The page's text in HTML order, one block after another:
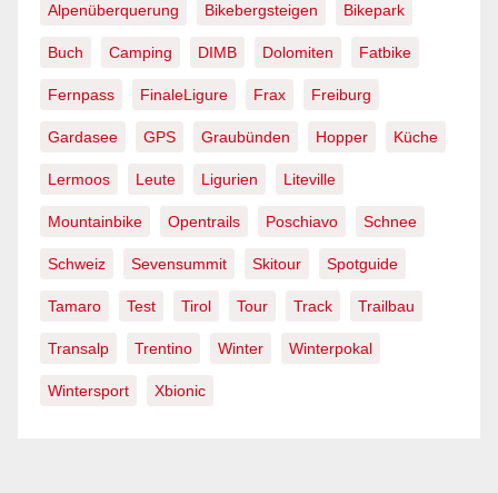
Alpenüberquerung Bikebergsteigen Bikepark
Buch Camping DIMB Dolomiten Fatbike
Fernpass FinaleLigure Frax Freiburg
Gardasee GPS Graubünden Hopper Küche
Lermoos Leute Ligurien Liteville
Mountainbike Opentrails Poschiavo Schnee
Schweiz Sevensummit Skitour Spotguide
Tamaro Test Tirol Tour Track Trailbau
Transalp Trentino Winter Winterpokal
Wintersport Xbionic